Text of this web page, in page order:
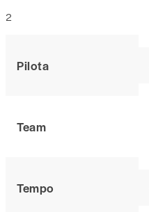
Pilota
Team
Tempo
2